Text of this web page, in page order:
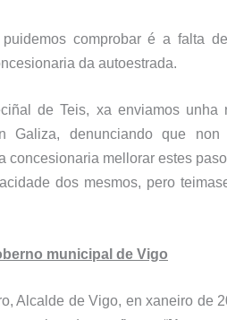
comprobar é a falta
da autoestrada.
de Teis, xa enviamos unha
Galiza, denunciando que
concesionaria mellorar estes
dos mesmos, pero
municipal de Vigo
Alcalde de Vigo, en xaneiro de